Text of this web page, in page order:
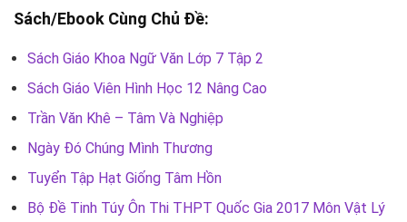
Sách/Ebook Cùng Chủ Đề:
Sách Giáo Khoa Ngữ Văn Lớp 7 Tập 2
Sách Giáo Viên Hình Học 12 Nâng Cao
Trần Văn Khê – Tâm Và Nghiệp
Ngày Đó Chúng Mình Thương
Tuyển Tập Hạt Giống Tâm Hồn
Bộ Đề Tinh Túy Ôn Thi THPT Quốc Gia 2017 Môn Vật Lý